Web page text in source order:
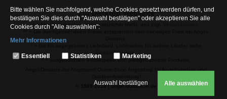
Zur Desktop Webseite
* = Alle Preisangaben inkl. gesetzlicher MwSt. und zzgl.
Versandinfoseite.
2= ausgenommen Sonderpeise und preisgebundene Produkte.
Angel-Domäne der Angelsport Online-Shop Angelshop für Angelzubehör- und
© 1989-2024 | angel-domaene.de
Bitte wählen Sie nachfolgend, welche Cookies gesetzt werden dürfen, und
bestätigen Sie dies durch "Auswahl bestätigen" oder akzeptieren Sie alle
Cookies durch "Alle auswählen":
Mehr Informationen
Essentiell
weshalb auf diese nicht verzichtet werden kann
Essentiell Statistiken Marketing
Auswahl bestätigen Alle auswählen